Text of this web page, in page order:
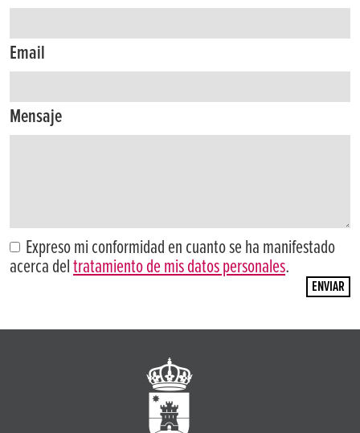
Email
Mensaje
Expreso mi conformidad en cuanto se ha manifestado
acerca del tratamiento de mis datos personales.